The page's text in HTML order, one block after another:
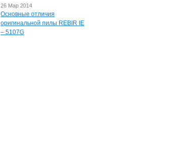
26 Мар 2014
Основные отличия
оригинальной пилы REBIR IE
– 5107G